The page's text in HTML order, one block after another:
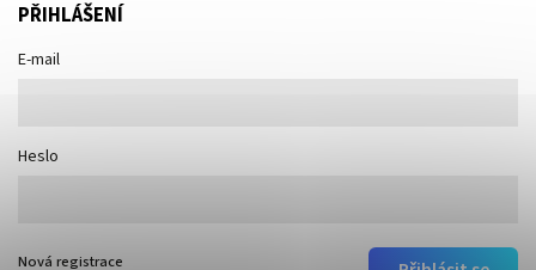
PŘIHLÁŠENÍ
E-mail
Heslo
Nová registrace